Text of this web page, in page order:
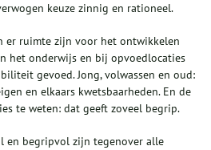
keuze zinnig en rationeel.
er ruimte zijn voor het ontwikkelen
het onderwijs en bij opvoedlocaties
gevoed. Jong, volwassen en oud:
en elkaars kwetsbaarheden. En de
te weten: dat geeft zoveel begrip.
en begripvol zijn tegenover alle